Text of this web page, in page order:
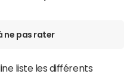
ne pas rater
liste les différents